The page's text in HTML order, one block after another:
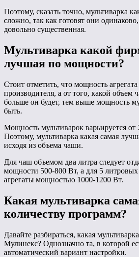
Поэтому, сказать точно, мультиварка
сложно, так как готовят они
довольно существенная.
Мультиварка какой
лучшая по мощности?
Стоит отметить, что мощность
производителя, а от того, какой
больше он будет, тем выше мощность
быть.
Мощность мультиварок варьируется от
Поэтому, мультиварка какая самая
исходя из объема чаши.
Для чаш объемом два литра следует
мощности 500-800 Вт, а для 5
агрегаты мощностью 1000-1200 Вт.
Какая мультиварка
количеству программ?
Давайте разбираться, какая
Мулинекс? Однозначно та, в которой
автоматический вариант настройки.